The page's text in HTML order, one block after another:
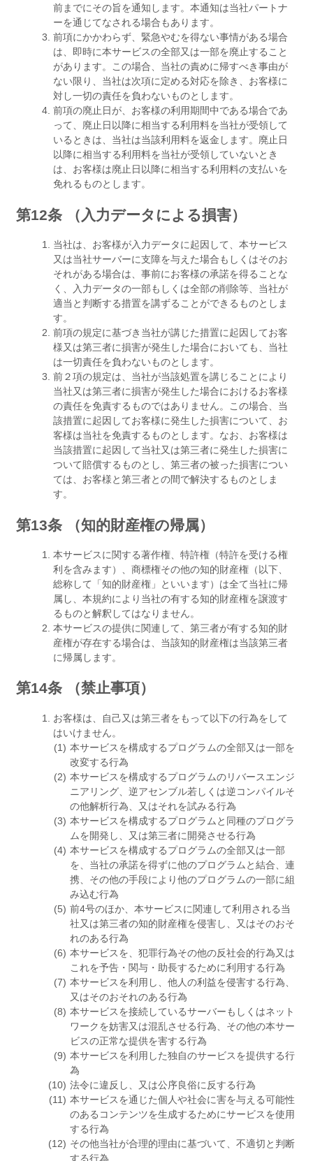
前までにその旨を通知します。本通知は当社パートナ
ーを通じてなされる場合もあります。
前項にかかわらず、緊急やむを得ない事情がある場合
は、即時に本サービスの全部又は一部を廃止すること
があります。この場合、当社の責めに帰すべき事由が
ない限り、当社は次項に定める対応を除き、お客様に
対し一切の責任を負わないものとします。
前項の廃止日が、お客様の利用期間中である場合であ
って、廃止日以降に相当する利用料を当社が受領して
いるときは、当社は当該利用料を返金します。廃止日
以降に相当する利用料を当社が受領していないとき
は、お客様は廃止日以降に相当する利用料の支払いを
免れるものとします。
第12条 （入力データによる損害）
当社は、お客様が入力データに起因して、本サービス
又は当社サーバーに支障を与えた場合もしくはそのお
それがある場合は、事前にお客様の承諾を得ることな
く、入力データの一部もしくは全部の削除等、当社が
適当と判断する措置を講ずることができるものとしま
す。
前項の規定に基づき当社が講じた措置に起因してお客
様又は第三者に損害が発生した場合においても、当社
は一切責任を負わないものとします。
前２項の規定は、当社が当該処置を講じることにより
当社又は第三者に損害が発生した場合におけるお客様
の責任を免責するものではありません。この場合、当
該措置に起因してお客様に発生した損害について、お
客様は当社を免責するものとします。なお、お客様は
当該措置に起因して当社又は第三者に発生した損害に
ついて賠償するものとし、第三者の被った損害につい
ては、お客様と第三者との間で解決するものとしま
す。
第13条 （知的財産権の帰属）
本サービスに関する著作権、特許権（特許を受ける権
利を含みます）、商標権その他の知的財産権（以下、
総称して「知的財産権」といいます）は全て当社に帰
属し、本規約により当社の有する知的財産権を譲渡す
るものと解釈してはなりません。
本サービスの提供に関連して、第三者が有する知的財
産権が存在する場合は、当該知的財産権は当該第三者
に帰属します。
第14条 （禁止事項）
お客様は、自己又は第三者をもって以下の行為をして
はいけません。
本サービスを構成するプログラムの全部又は一部を
改変する行為
本サービスを構成するプログラムのリバースエンジ
ニアリング、逆アセンブル若しくは逆コンパイルそ
の他解析行為、又はそれを試みる行為
本サービスを構成するプログラムと同種のプログラ
ムを開発し、又は第三者に開発させる行為
本サービスを構成するプログラムの全部又は一部
を、当社の承諾を得ずに他のプログラムと結合、連
携、その他の手段により他のプログラムの一部に組
み込む行為
前4号のほか、本サービスに関連して利用される当
社又は第三者の知的財産権を侵害し、又はそのおそ
れのある行為
本サービスを、犯罪行為その他の反社会的行為又は
これを予告・関与・助長するために利用する行為
本サービスを利用し、他人の利益を侵害する行為、
又はそのおそれのある行為
本サービスを接続しているサーバーもしくはネット
ワークを妨害又は混乱させる行為、その他の本サー
ビスの正常な提供を害する行為
本サービスを利用した独自のサービスを提供する行
為
法令に違反し、又は公序良俗に反する行為
本サービスを通じた個人や社会に害を与える可能性
のあるコンテンツを生成するためにサービスを使用
する行為
その他当社が合理的理由に基づいて、不適切と判断
する行為